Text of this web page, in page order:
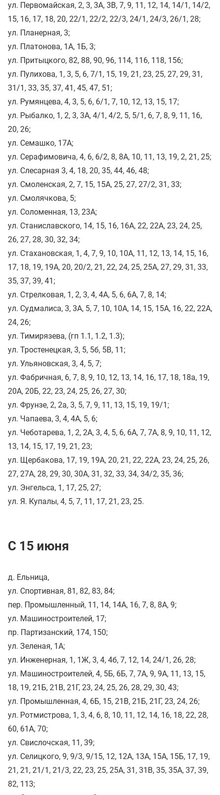
ул. Первомайская, 2, 3, 3А, 3В, 7, 9, 11, 12, 14, 14/1, 14/2,
15, 16, 17, 18, 20, 22/1, 22/2, 22/3, 24/1, 24/3, 26/1, 28;
ул. Планерная, 3;
ул. Платонова, 1А, 1Б, 3;
ул. Притыцкого, 82, 88, 90, 96, 114, 116, 118, 156;
ул. Пулихова, 1, 3, 5, 6, 7/1, 15, 19, 21, 23, 25, 27, 29, 31,
31/1, 33, 35, 37, 41, 45, 47, 51;
ул. Румянцева, 4, 3, 5, 6, 6/1, 7, 10, 12, 13, 15, 17;
ул. Рыбалко, 1, 2, 3, 3А, 4/1, 4/2, 5, 5/1, 6, 7, 8, 9, 11, 16,
20, 26;
ул. Семашко, 17А;
ул. Серафимовича, 4, 6, 6/2, 8, 8А, 10, 11, 13, 19, 2, 21, 25;
ул. Слесарная 3, 4, 18, 20, 35, 44, 46, 48;
ул. Смоленская, 2, 7, 15, 15А, 25, 27, 27/2, 31, 33;
ул. Смолячкова, 5;
ул. Соломенная, 13, 23А;
ул. Станиславского, 14, 15, 16, 16А, 22, 22А, 23, 24, 25,
26, 27, 28, 30, 32, 34;
ул. Стахановская, 1, 4, 7, 9, 10, 10А, 11, 12, 13, 14, 15, 16,
17, 18, 19, 19А, 20, 20/2, 21, 22, 24, 25, 25А, 27, 29, 31, 33,
35, 37, 39, 41;
ул. Стрелковая, 1, 2, 3, 4, 4А, 5, 6, 6А, 7, 8, 14;
ул. Судмалиса, 3, 3А, 5, 7, 10, 10А, 14, 15, 15А, 16, 22, 22А,
24, 26;
ул. Тимирязева, (гп 1.1, 1.2, 1.3);
ул. Тростенецкая, 3, 5, 5б, 5В, 11;
ул. Ульяновская, 3, 4, 5, 7;
ул. Фабричная, 6, 7, 8, 9, 10, 12, 13, 14, 16, 17, 18, 18а, 19,
20А, 20Б, 22, 23, 24, 25, 26, 27, 30;
ул. Фрунзе, 2, 2а, 3, 5, 7, 9, 11, 13, 15, 19, 19/1;
ул. Чапаева, 3, 4, 4А, 5, 6;
ул. Чеботарева, 1, 2, 2А, 3, 4, 5, 6, 6А, 7, 7А, 8, 9, 10, 11, 12,
13, 14, 15, 17, 19, 21, 23;
ул. Щербакова, 17, 19, 19А, 20, 21, 22, 22А, 23, 24, 25, 26,
27, 27А, 28, 29, 30, 30А, 31, 32, 33, 34, 34/2, 35, 36;
ул. Энгельса, 1, 17, 25, 27;
ул. Я. Купалы, 4, 5, 7, 11, 17, 21, 23, 25.
С 15 июня
д. Ельница,
ул. Спортивная, 81, 82, 83, 84;
пер. Промышленный, 11, 14, 14А, 16, 7, 8, 8А, 9;
ул. Машиностроителей, 17;
пр. Партизанский, 174, 150;
ул. Зеленая, 1А;
ул. Инженерная, 1, 1Ж, 3, 4, 4б, 7, 12, 14, 24/1, 26, 28;
ул. Машиностроителей, 4, 5Б, 6Б, 7, 7А, 9, 9А, 11, 13, 15,
18, 19, 21Б, 21В, 21Г, 23, 24, 25, 26, 28, 29, 30, 43;
ул. Промышленная, 4, 6Б, 15, 21В, 21Б, 21Г, 23, 24, 26;
ул. Ротмистрова, 1, 3, 4, 6, 8, 10, 11, 12, 14, 16, 18, 22, 28,
60, 61А, 70;
ул. Свислочская, 11, 39;
ул. Селицкого, 9, 9/3, 9/15, 12, 12А, 13А, 15А, 15Б, 17, 19,
21, 21, 21/1, 21/3, 22, 23, 25, 25А, 31, 31В, 35, 35А, 37, 39,
82, 113;